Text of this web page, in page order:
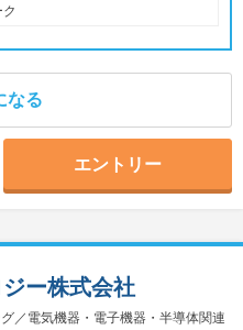
なる
エントリー
／電気機器・電子機器・半導体関連
ー株式会社